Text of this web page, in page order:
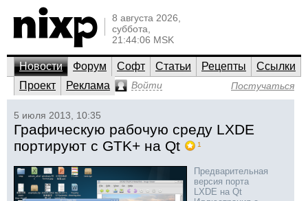
8 августа 2026,
суббота,
21:44:06 MSK
Новости Форум Софт Статьи Рецепты
Ссылки
Проект
Реклама Войти Постучаться
5 июля 2013, 10:35
Графическую рабочую среду LXDE
портируют с GTK+ на Qt
1
Предварительная
версия порта
LXDE на Qt